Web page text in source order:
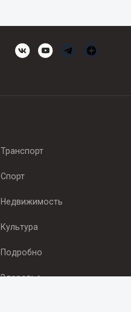
Транспорт
Спорт
Недвижимость
Культура
Подробно
Здоровье